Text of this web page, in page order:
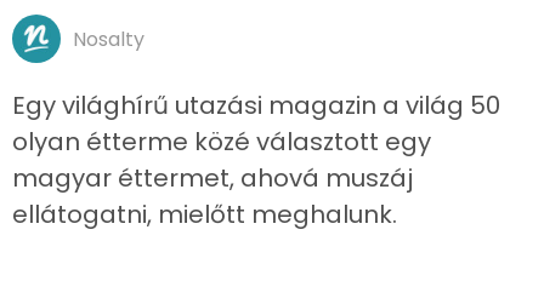
Nosalty
Egy világhírű utazási magazin a világ 50
olyan étterme közé választott egy
magyar éttermet, ahová muszáj
ellátogatni, mielőtt meghalunk.